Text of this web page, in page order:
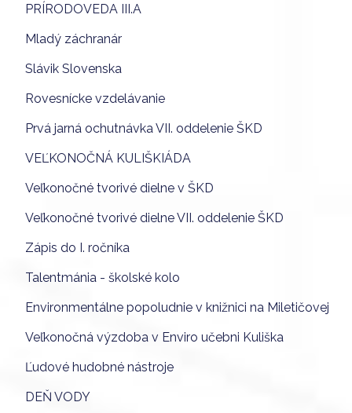
PRÍRODOVEDA III.A
Mladý záchranár
Slávik Slovenska
Rovesnícke vzdelávanie
Prvá jarná ochutnávka VII. oddelenie ŠKD
VEĽKONOČNÁ KULIŠKIÁDA
Veľkonočné tvorivé dielne v ŠKD
Veľkonočné tvorivé dielne VII. oddelenie ŠKD
Zápis do I. ročníka
Talentmánia - školské kolo
Environmentálne popoludnie v knižnici na Miletičovej
Veľkonočná výzdoba v Enviro učebni Kuliška
Ľudové hudobné nástroje
DEŇ VODY